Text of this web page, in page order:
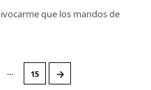
que los mandos de
… 15 →